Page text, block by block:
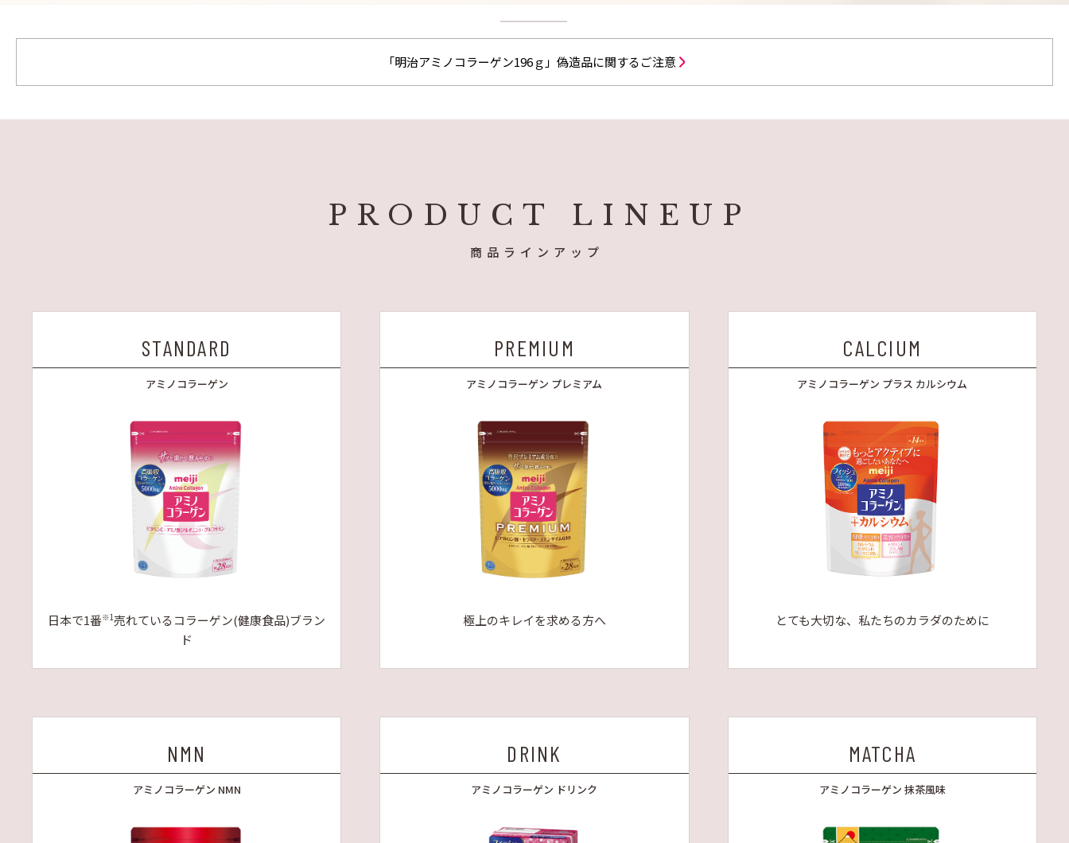
「明治アミノコラーゲン196ｇ」偽造品に関するご注意
PRODUCT LINEUP
商品ラインアップ
STANDARD
アミノコラーゲン
日本で1番※1売れているコラーゲン(健康食品)ブラン
ド
PREMIUM
アミノコラーゲン プレミアム
極上のキレイを求める方へ
CALCIUM
アミノコラーゲン プラス カルシウム
とても大切な、私たちのカラダのために
NMN
アミノコラーゲン NMN
DRINK
アミノコラーゲン ドリンク
MATCHA
アミノコラーゲン 抹茶風味